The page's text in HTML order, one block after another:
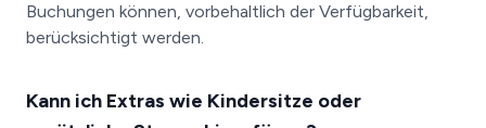
Buchungen können, vorbehaltlich der Verfügbarkeit,
berücksichtigt werden.
Kann ich Extras wie Kindersitze oder